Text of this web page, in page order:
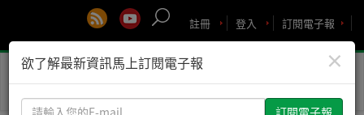
訂閱電子報
登入
註冊
Toggle
×
欲了解最新資訊馬上訂閱電子報
請